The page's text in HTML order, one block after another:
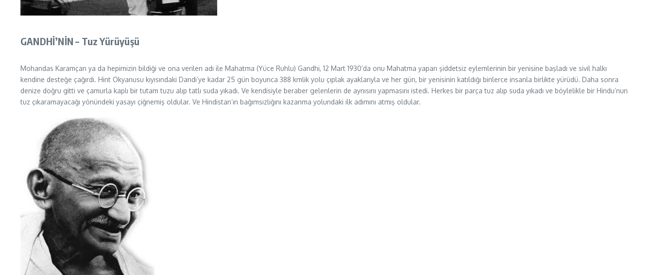
GANDHİ’NİN – Tuz Yürüyüşü
Mohandas Karamçan ya da hepimizin bildiği ve ona verilen adı ile Mahatma (Yüce Ruhlu) Gandhi, 12 Mart 1930’da onu Mahatma yapan şiddetsiz eylemlerinin bir yenisine başladı ve sivil halkı
kendine desteğe çağırdı. Hint Okyanusu kıyısındaki Dandi’ye kadar 25 gün boyunca 388 kmlik yolu çıplak ayaklarıyla ve her gün, bir yenisinin katıldığı binlerce insanla birlikte yürüdü. Daha sonra
denize doğru gitti ve çamurla kaplı bir tutam tuzu alıp tatlı suda yıkadı. Ve kendisiyle beraber gelenlerin de aynısını yapmasını istedi. Herkes bir parça tuz alıp suda yıkadı ve böylelikle bir Hindu’nun
tuz çıkaramayacağı yönündeki yasayı çiğnemiş oldular. Ve Hindistan’ın bağımsızlığını kazanma yolundaki ilk adımını atmış oldular.